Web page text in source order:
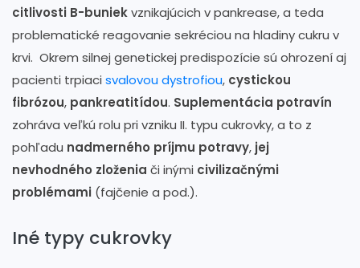
citlivosti B-buniekvznikajúcich v pankrease, a teda
problematické reagovanie sekréciou na hladiny cukru v
krvi. Okrem silnej genetickej predispozície sú ohrození aj
pacienti trpiaci svalovou dystrofiou, cystickou
fibrózou, pankreatitídou. Suplementácia potravín
zohráva veľkú rolu pri vzniku II. typu cukrovky, a to z
pohľadu nadmerného príjmu potravy, jej
nevhodného zloženia či inými civilizačnými
problémami (fajčenie a pod.).
Iné typy cukrovky